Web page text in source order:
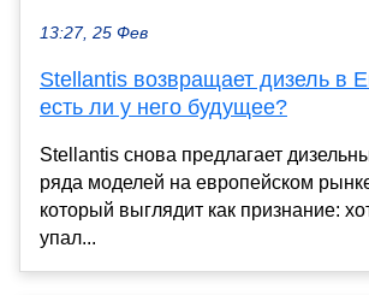
13:27, 25 Фев
Stellantis возвращает дизель в
есть ли у него будущее?
Stellantis снова предлагает
ряда моделей на европейском
который выглядит как признание:
упал...